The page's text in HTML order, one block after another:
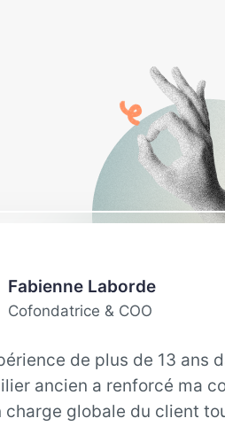
Fabienne Laborde
Cofondatrice & COO
de plus de 13 ans
ancien a renforcé ma
charge globale du client